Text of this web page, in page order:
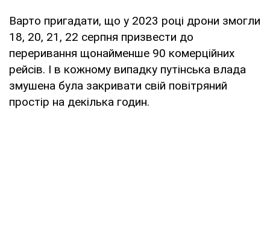
Варто пригадати, що у 2023 році дрони змогли
18, 20, 21, 22 серпня призвести до
переривання щонайменше 90 комерційних
рейсів. І в кожному випадку путінська влада
змушена була закривати свій повітряний
простір на декілька годин.